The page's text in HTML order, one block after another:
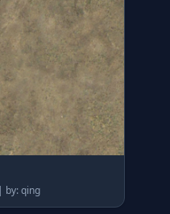
分类：材质 | by: qing